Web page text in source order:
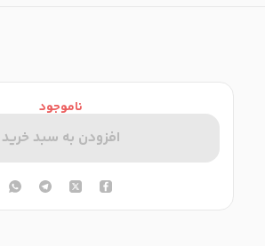
ناموجود
افزودن به سبد خرید